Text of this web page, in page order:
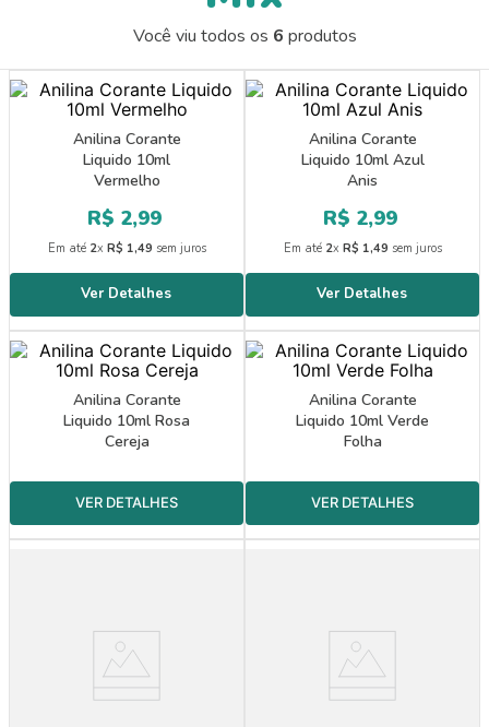
Você viu todos os 6 produtos
Anilina Corante
Liquido 10ml
Vermelho
R$ 2,99
Em até 2x R$ 1,49 sem juros
Anilina Corante
Liquido 10ml Azul
Anis
R$ 2,99
Em até 2x R$ 1,49 sem juros
Anilina Corante
Liquido 10ml Rosa
Cereja
Anilina Corante
Liquido 10ml Verde
Folha